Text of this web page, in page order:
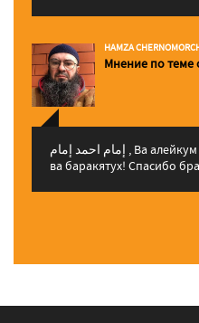
HAMZA
Мнение по теме
إمام احمد إمام , Ва алейкум ассалам ва рахматуЛлахи
ва баракятух! Спасибо